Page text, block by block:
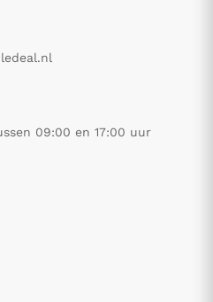
09:00 en 17:00 uur